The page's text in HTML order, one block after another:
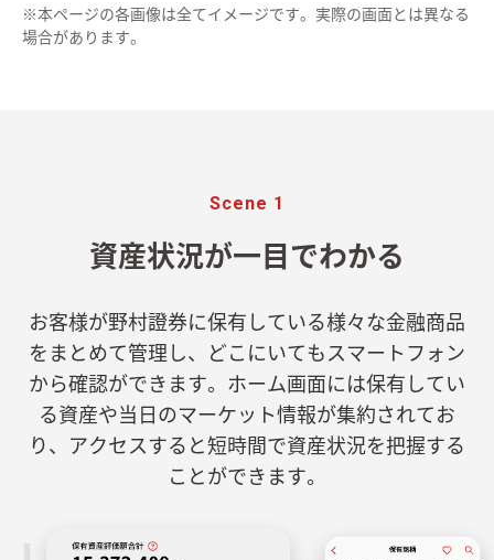
※本ページの各画像は全てイメージです。実際の画面とは異なる
場合があります。
Scene 1
資産状況が一目でわかる
お客様が野村證券に保有している様々な金融商品
をまとめて管理し、どこにいてもスマートフォン
から確認ができます。ホーム画面には保有してい
る資産や当日のマーケット情報が集約されてお
り、アクセスすると短時間で資産状況を把握する
ことができます。